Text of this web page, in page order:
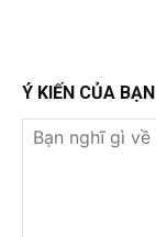
Ý KIẾN CỦA BẠN